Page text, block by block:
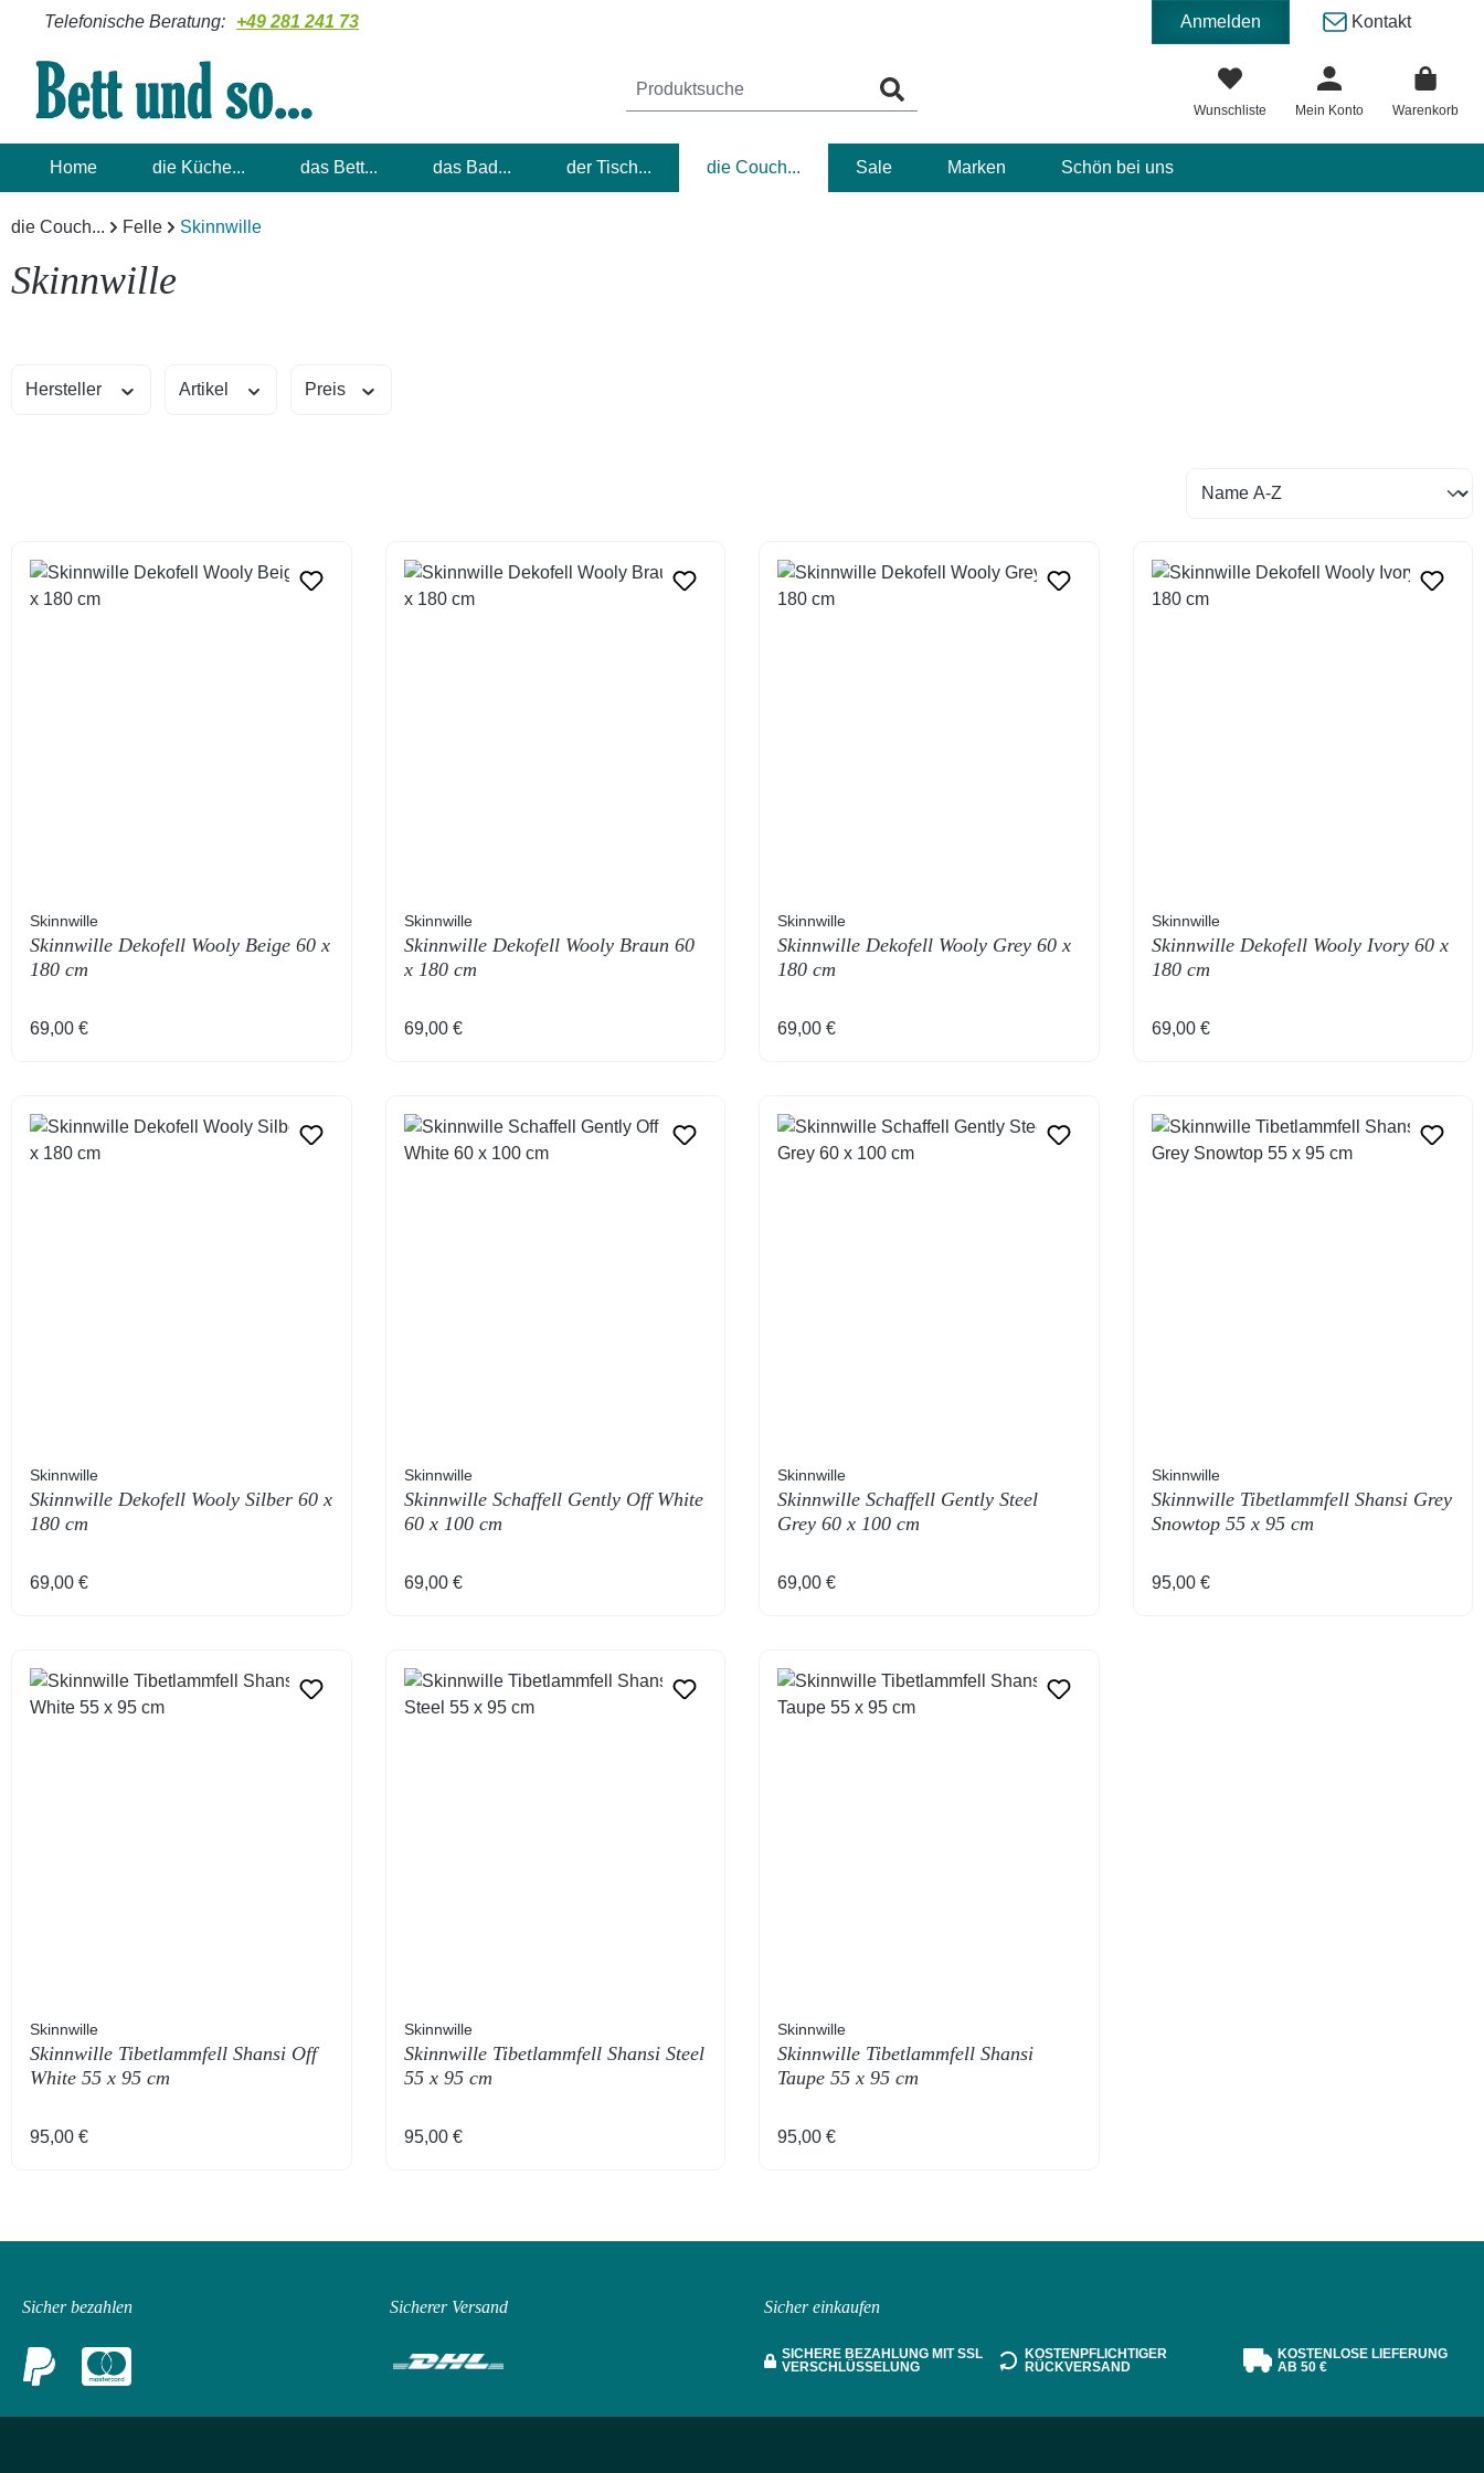
Hauptinhalt springen
Zur Suche springen
Zur Hauptnavigation springen
Telefonische Beratung: +49 281 241 73 Anmelden Kontakt
Wunschliste Mein Konto Warenkorb
Home die Küche... das Bett... das Bad... der Tisch... die Couch... Sale Marken Schön bei uns
die Couch... Felle Skinnwille
Skinnwille
Hersteller Artikel Preis
Skinnwille
Skinnwille Dekofell Wooly Beige 60 x
180 cm
Regulärer Preis:
69,00 €
Skinnwille
Skinnwille Dekofell Wooly Braun 60
x 180 cm
Regulärer Preis:
69,00 €
Skinnwille
Skinnwille Dekofell Wooly Grey 60 x
180 cm
Regulärer Preis:
69,00 €
Skinnwille
Skinnwille Dekofell Wooly Ivory 60 x
180 cm
Regulärer Preis:
69,00 €
Skinnwille
Skinnwille Dekofell Wooly Silber 60 x
180 cm
Regulärer Preis:
69,00 €
Skinnwille
Skinnwille Schaffell Gently Off White
60 x 100 cm
Regulärer Preis:
69,00 €
Skinnwille
Skinnwille Schaffell Gently Steel
Grey 60 x 100 cm
Regulärer Preis:
69,00 €
Skinnwille
Skinnwille Tibetlammfell Shansi Grey
Snowtop 55 x 95 cm
Regulärer Preis:
95,00 €
Skinnwille
Skinnwille Tibetlammfell Shansi Off
White 55 x 95 cm
Regulärer Preis:
95,00 €
Skinnwille
Skinnwille Tibetlammfell Shansi Steel
55 x 95 cm
Regulärer Preis:
95,00 €
Skinnwille
Skinnwille Tibetlammfell Shansi
Taupe 55 x 95 cm
Regulärer Preis:
95,00 €
Sicher bezahlen Sicherer Versand Sicher einkaufen
SICHERE BEZAHLUNG MIT SSL
VERSCHLÜSSELUNG
KOSTENPFLICHTIGER
RÜCKVERSAND
KOSTENLOSE LIEFERUNG
AB 50 €